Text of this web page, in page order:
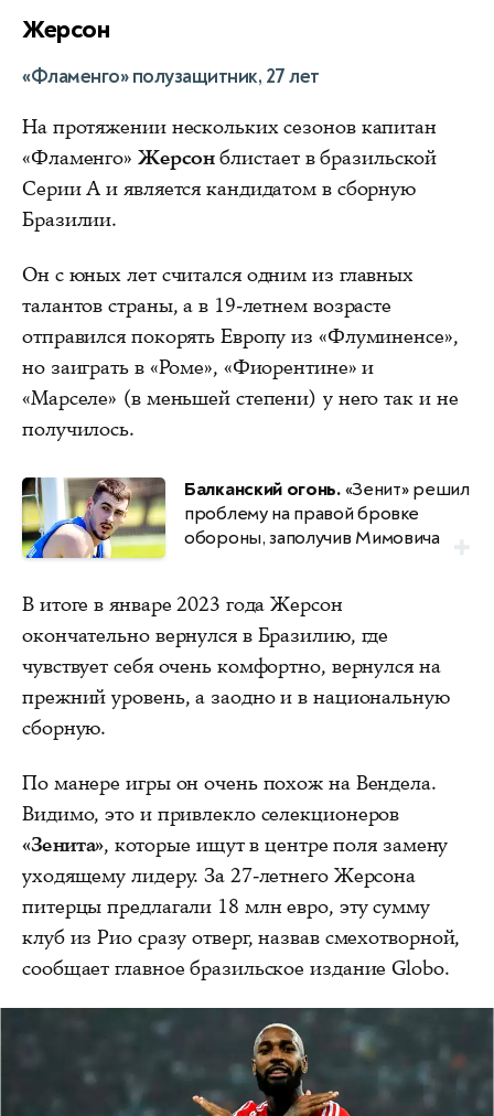
Жерсон
«Фламенго» полузащитник, 27 лет
На протяжении нескольких сезонов капитан
«Фламенго» Жерсонблистает в бразильской
Серии А и является кандидатом в сборную
Бразилии.
Он с юных лет считался одним из главных
талантов страны, а в 19-летнем возрасте
отправился покорять Европу из «Флуминенсе»,
но заиграть в «Роме», «Фиорентине» и
«Марселе» (в меньшей степени) у него так и не
получилось.
Балканский огонь.«Зенит» решил
проблему на правой бровке
обороны, заполучив Мимовича
В итоге в январе 2023 года Жерсон
окончательно вернулся в Бразилию, где
чувствует себя очень комфортно, вернулся на
прежний уровень, а заодно и в национальную
сборную.
По манере игры он очень похож на Вендела.
Видимо, это и привлекло селекционеров
«Зенита», которые ищут в центре поля замену
уходящему лидеру. За 27-летнего Жерсона
питерцы предлагали 18 млн евро, эту сумму
клуб из Рио сразу отверг, назвав смехотворной,
сообщает главное бразильское издание Globo.